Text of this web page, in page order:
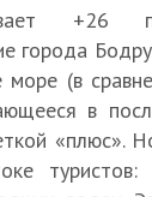
+26
города
(в
в
«плюс».